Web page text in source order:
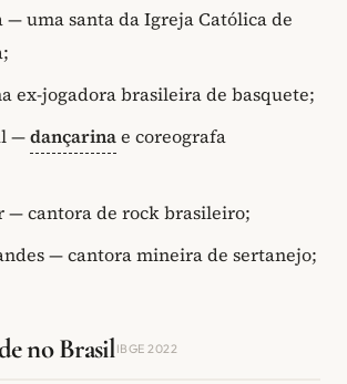
— uma santa da Igreja Católica de
ex-jogadora brasileira de basquete;
—dançarinae coreografa
— cantora de rock brasileiro;
— cantora mineira de sertanejo;
no BrasilIBGE 2022